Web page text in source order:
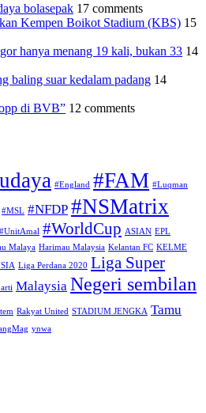
bolasepak 17 comments
Kempen Boikot Stadium (KBS) 15
hanya menang 19 kali, bukan 33 14
baling suar kedalam padang 14
di BVB” 12 comments
#England #FAM #Luqman
#MSL #NFDP #NSMatrix
#UnitAmal #WorldCup ASIAN EPL
Malaya Harimau Malaysia Kelantan FC KELME
Liga Perdana 2020 Liga Super
Malaysia Negeri sembilan
Rakyat United STADIUM JENGKA Tamu
ynwa